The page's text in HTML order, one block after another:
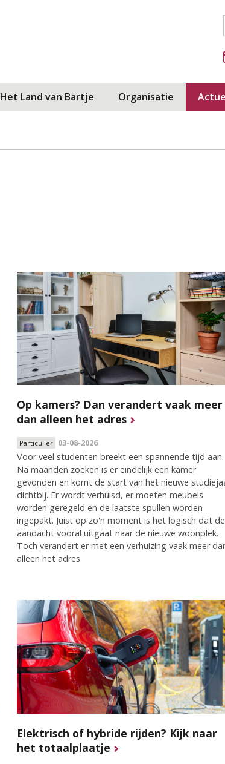
Het Land van Bartje Organisatie
Op kamers? Dan verandert vaak meer
dan alleen het adres
Particulier 03-08-2026
Voor veel studenten breekt een spannende tijd aan.
Na maanden zoeken is er eindelijk een kamer
gevonden en komt de start van het nieuwe
dichtbij. Er wordt verhuisd, er moeten meubels
worden geregeld en de laatste spullen worden
ingepakt. Juist op zo'n moment is het logisch dat de
aandacht vooral uitgaat naar de nieuwe woonplek.
Toch verandert er met een verhuizing vaak meer
alleen het adres.
Elektrisch of hybride rijden? Kijk naar
het totaalplaatje